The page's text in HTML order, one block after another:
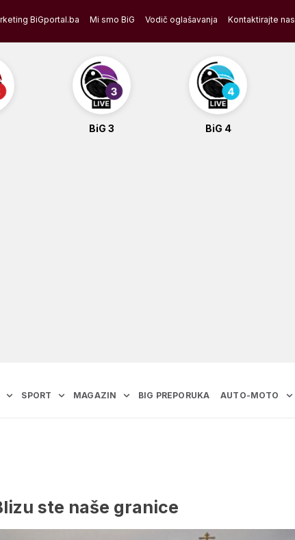
BiGportal.ba Mi smo BiG Vodič oglašavanja Kontaktirajte nas
BiG 3 BiG 4
SPORT MAGAZIN BIG PREPORUKA AUTO-MOTO
ste naše granice